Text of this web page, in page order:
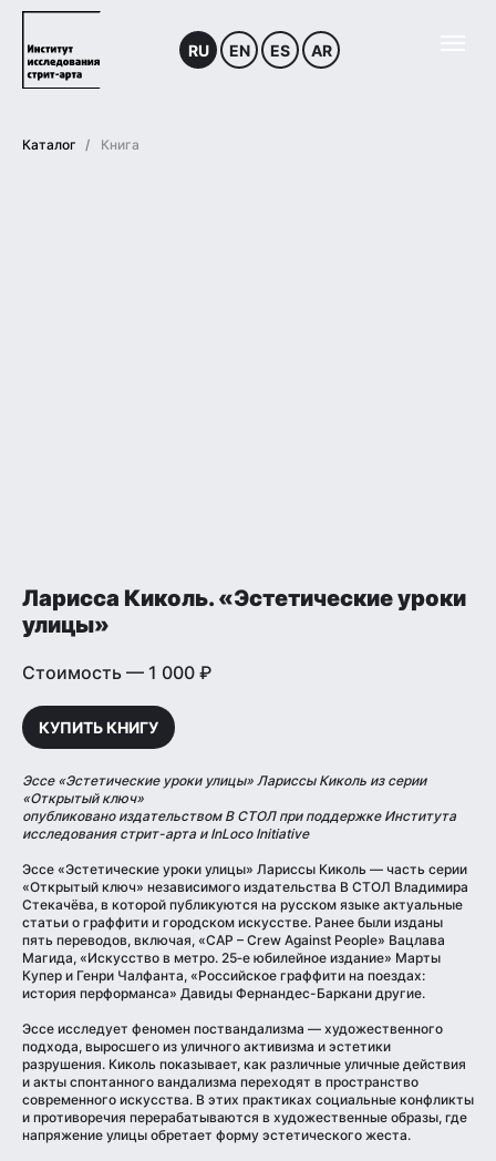
RU EN ES AR
Каталог / Книга
Ларисса Киколь. «Эстетические уроки
улицы»
Стоимость — 1 000 ₽
КУПИТЬ КНИГУ
Эссе «Эстетические уроки улицы» Лариссы Киколь из серии
«Открытый ключ»
опубликовано издательством В СТОЛ при поддержке Института
исследования стрит-арта и InLoco Initiative
Эссе «Эстетические уроки улицы» Лариссы Киколь — часть серии
«Открытый ключ» независимого издательства В СТОЛ Владимира
Стекачёва, в которой публикуются на русском языке актуальные
статьи о граффити и городском искусстве. Ранее были изданы
пять переводов, включая, «CAP – Crew Against People» Вацлава
Магида, «Искусство в метро. 25‐е юбилейное издание» Марты
Купер и Генри Чалфанта, «Российское граффити на поездах:
история перформанса» Давиды Фернандес-Баркани другие.
Эссе исследует феномен поствандализма — художественного
подхода, выросшего из уличного активизма и эстетики
разрушения. Киколь показывает, как различные уличные действия
и акты спонтанного вандализма переходят в пространство
современного искусства. В этих практиках социальные конфликты
и противоречия перерабатываются в художественные образы, где
напряжение улицы обретает форму эстетического жеста.